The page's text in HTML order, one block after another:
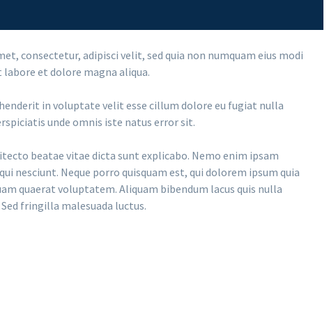
consectetur, adipisci velit, sed quia non numquam eius modi
et dolore magna aliqua.
in voluptate velit esse cillum dolore eu fugiat nulla
unde omnis iste natus error sit.
beatae vitae dicta sunt explicabo. Nemo enim ipsam
nesciunt. Neque porro quisquam est, qui dolorem ipsum quia
quaerat voluptatem. Aliquam bibendum lacus quis nulla
fringilla malesuada luctus.